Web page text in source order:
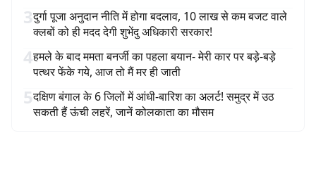
3दुर्गा पूजा अनुदान नीति में होगा बदलाव, 10 लाख से कम बजट वाले
क्लबों को ही मदद देगी शुभेंदु अधिकारी सरकार!
4हमले के बाद ममता बनर्जी का पहला बयान- मेरी कार पर बड़े-बड़े
पत्थर फेंके गये, आज तो मैं मर ही जाती
5दक्षिण बंगाल के 6 जिलों में आंधी-बारिश का अलर्ट! समुद्र में उठ
सकती हैं ऊंची लहरें, जानें कोलकाता का मौसम